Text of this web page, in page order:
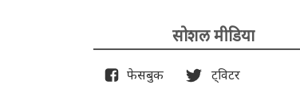
सोशल मीडिया
फेसबुक ट्विटर